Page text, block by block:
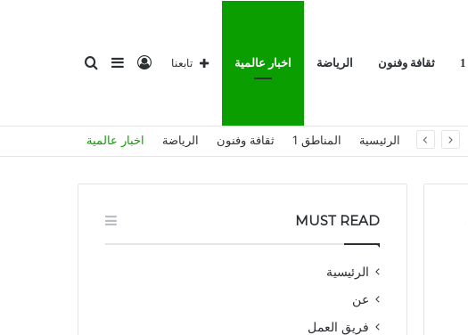
ثقافة وفنون الرياضة اخبار عالمية
عن
إضافة
عمود
تسجيل
الدخول
تابعنا
الرئيسية المناطق 1 ثقافة وفنون الرياضة اخبار عالمية
MUST READ
الرئيسية
عن
فريق العمل